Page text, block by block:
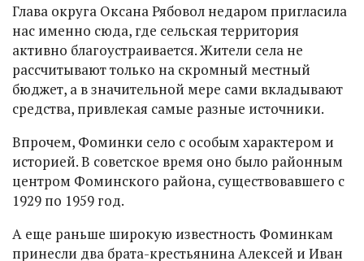
Глава округа Оксана Рябовол недаром пригласила
нас именно сюда, где сельская территория
активно благоустраивается. Жители села не
рассчитывают только на скромный местный
бюджет, а в значительной мере сами вкладывают
средства, привлекая самые разные источники.
Впрочем, Фоминки село с особым характером и
историей. В советское время оно было районным
центром Фоминского района, существовавшего с
1929 по 1959 год.
А еще раньше широкую известность Фоминкам
принесли два брата-крестьянина Алексей и Иван